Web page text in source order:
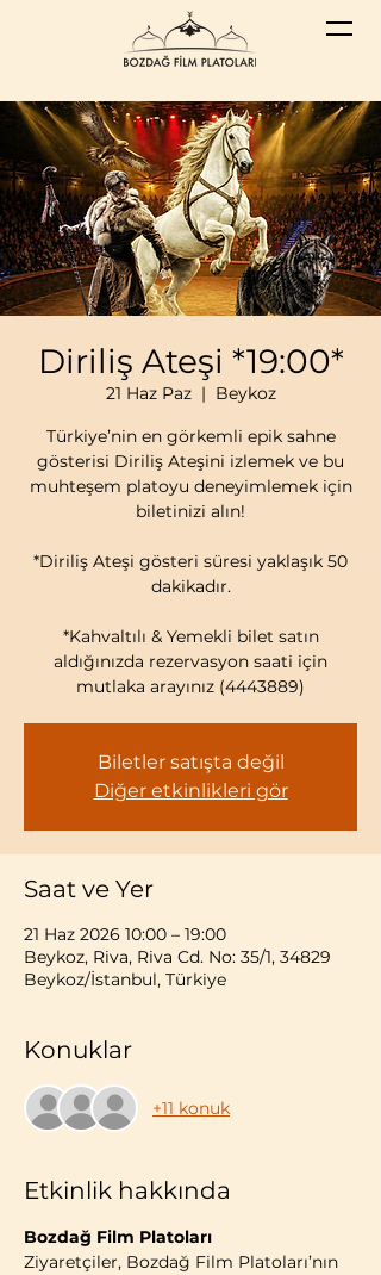
Diriliş Ateşi *19:00*
21 Haz Paz
  |
Beykoz
Türkiye’nin en görkemli epik sahne
gösterisi Diriliş Ateşini izlemek ve bu
muhteşem platoyu deneyimlemek için
biletinizi alın!
*Diriliş Ateşi gösteri süresi yaklaşık 50
dakikadır.
*Kahvaltılı & Yemekli bilet satın
aldığınızda rezervasyon saati için
mutlaka arayınız (4443889)
Biletler satışta değil
Diğer etkinlikleri gör
Saat ve Yer
21 Haz 2026 10:00 – 19:00
Beykoz, Riva, Riva Cd. No: 35/1, 34829
Beykoz/İstanbul, Türkiye
Konuklar
+11 konuk
Etkinlik hakkında
Bozdağ Film Platoları
Ziyaretçiler, Bozdağ Film Platoları’nın